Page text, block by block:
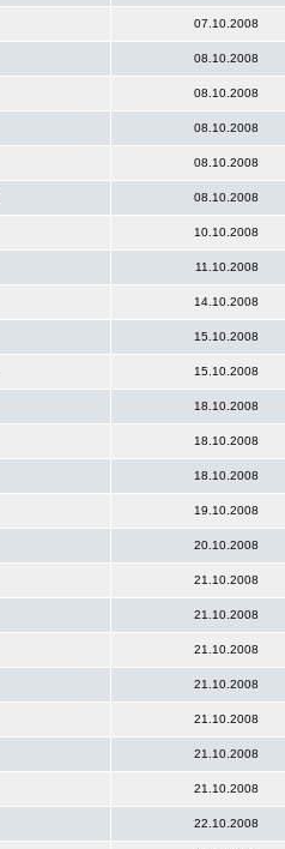
07.10.2008
08.10.2008
08.10.2008
08.10.2008
08.10.2008
08.10.2008
10.10.2008
11.10.2008
14.10.2008
15.10.2008
15.10.2008
18.10.2008
18.10.2008
18.10.2008
19.10.2008
20.10.2008
21.10.2008
21.10.2008
21.10.2008
21.10.2008
21.10.2008
21.10.2008
21.10.2008
22.10.2008